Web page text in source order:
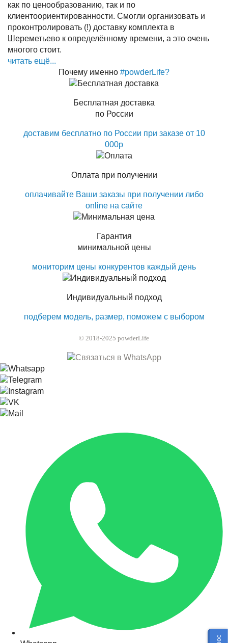
как по ценообразованию, так и по
клиентоориентированности. Смогли организовать и
проконтролировать (!) доставку комплекта в
Шереметьево к определённому времени, а это очень
многого стоит.
читать ещё...
Почему именно #powderLife?
Бесплатная доставка
по России
доставим бесплатно по России при заказе от 10
000р
Оплата при получении
оплачивайте Ваши заказы при получении либо
online на сайте
Гарантия
минимальной цены
мониторим цены конкурентов каждый день
Индивидуальный подход
подберем модель, размер, поможем с выбором
© 2018-2025 powderLife